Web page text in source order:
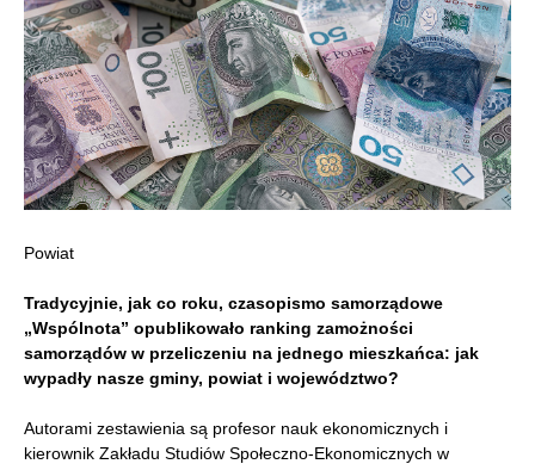
Powiat
Tradycyjnie, jak co roku, czasopismo samorządowe
„Wspólnota” opublikowało ranking zamożności
samorządów w przeliczeniu na jednego mieszkańca: jak
wypadły nasze gminy, powiat i województwo?
Autorami zestawienia są profesor nauk ekonomicznych i
kierownik Zakładu Studiów Społeczno-Ekonomicznych w